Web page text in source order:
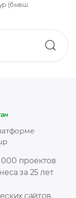
проектов
за 25 лет
сайтов,
(бывш.